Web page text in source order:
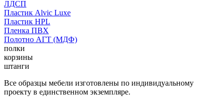
ЛДСП
Пластик Alvic Luxe
Пластик HPL
Пленка ПВХ
Полотно АГТ (МДФ)
полки
корзины
штанги
Все образцы мебели изготовлены по индивидуальному
проекту в единственном экземпляре.